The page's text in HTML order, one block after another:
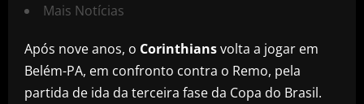
Mais Notícias
Após nove anos, o Corinthiansvolta a jogar em
Belém-PA, em confronto contra o Remo, pela
partida de ida da terceira fase da Copa do Brasil.